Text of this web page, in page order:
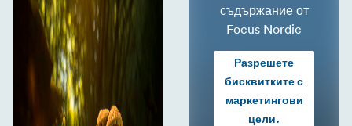
съдържание от
Focus Nordic
Разрешете
бисквитките с
маркетингови
цели.